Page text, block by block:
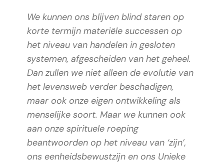
We kunnen ons blijven blind staren op
korte termijn materiële successen op
het niveau van handelen in gesloten
systemen, afgescheiden van het geheel.
Dan zullen we niet alleen de evolutie van
het levensweb verder beschadigen,
maar ook onze eigen ontwikkeling als
menselijke soort. Maar we kunnen ook
aan onze spirituele roeping
beantwoorden op het niveau van ‘zijn’,
ons eenheidsbewustzijn en ons Unieke